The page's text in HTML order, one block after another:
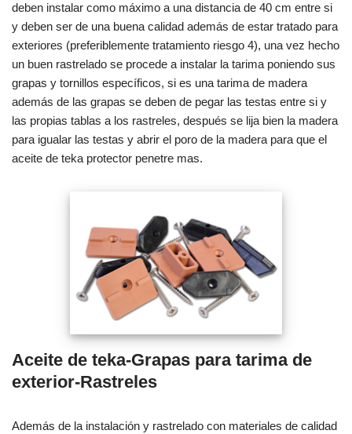
deben instalar como máximo a una distancia de 40 cm entre si
y deben ser de una buena calidad además de estar tratado para
exteriores (preferiblemente tratamiento riesgo 4), una vez hecho
un buen rastrelado se procede a instalar la tarima poniendo sus
grapas y tornillos específicos, si es una tarima de madera
además de las grapas se deben de pegar las testas entre si y
las propias tablas a los rastreles, después se lija bien la madera
para igualar las testas y abrir el poro de la madera para que el
aceite de teka protector penetre mas.
Aceite de teka-Grapas para tarima de
exterior-Rastreles
Además de la instalación y rastrelado con materiales de calidad